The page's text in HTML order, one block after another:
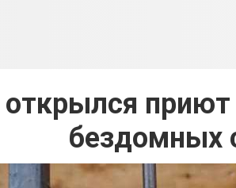
бездомных